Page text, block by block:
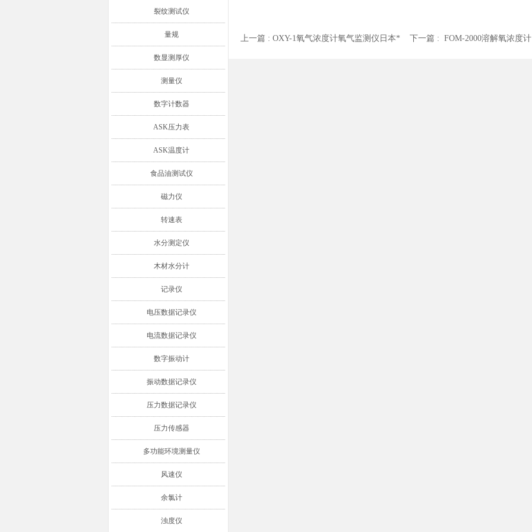
裂纹测试仪
量规
数显测厚仪
测量仪
数字计数器
ASK压力表
ASK温度计
食品油测试仪
磁力仪
转速表
水分测定仪
木材水分计
记录仪
电压数据记录仪
电流数据记录仪
数字振动计
振动数据记录仪
压力数据记录仪
压力传感器
多功能环境测量仪
风速仪
余氯计
浊度仪
上一篇 : OXY-1氧气浓度计氧气监测仪日本* 下一篇 : FOM-2000溶解氧浓度